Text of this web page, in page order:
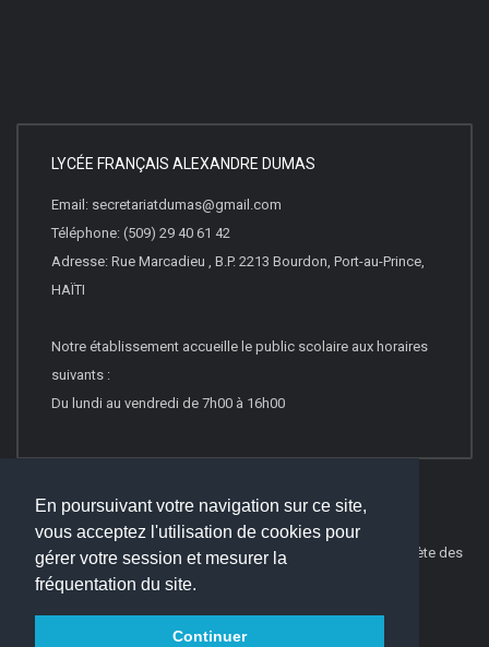
En poursuivant votre navigation sur ce site,
vous acceptez l'utilisation de cookies pour
gérer votre session et mesurer la
fréquentation du site.
Continuer
LYCÉE FRANÇAIS ALEXANDRE DUMAS
Email: secretariatdumas@gmail.com
Téléphone: (509) 29 40 61 42
Adresse: Rue Marcadieu , B.P. 2213 Bourdon, Port-au-Prince,
HAÏTI
Notre établissement accueille le public scolaire aux horaires
suivants :
Du lundi au vendredi de 7h00 à 16h00
© 2016 Websco Innovations -Mentions Légales
Liste Complète des